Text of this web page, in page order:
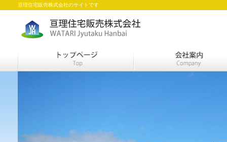
亘理住宅販売株式会社のサイトです